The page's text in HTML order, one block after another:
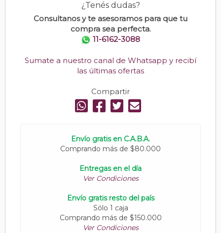
¿Tenés dudas?
Consultanos y te asesoramos para que tu
compra sea perfecta.
11-6162-3088
Sumate a nuestro canal de Whatsapp y recibí
las últimas ofertas
Compartir
Envío gratis en C.A.B.A.
Comprando más de $80.000
Entregas en el día
Ver Condiciones
Envío gratis resto del país
Sólo 1 caja
Comprando más de $150.000
Ver Condiciones